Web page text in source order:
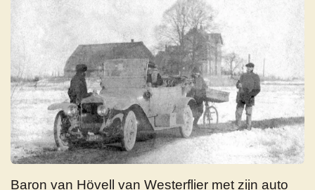
Baron van Hövell van Westerflier met zijn auto